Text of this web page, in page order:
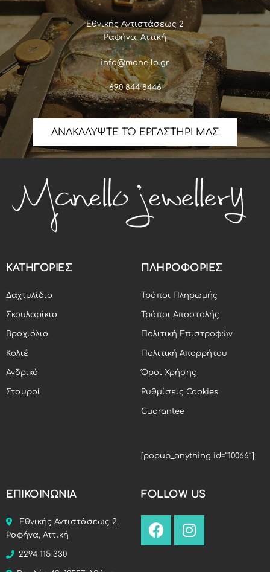
Εθνικής Αντιστάσεως 2
Ραφήνα, Αττική
info@manello.gr
690 844 8446
ΑΝΑΚΑΛΥΨΤΕ ΤΟ ΕΡΓΑΣΤΗΡΙ ΜΑΣ
ΚΑΤΗΓΟΡΙΕΣ
Δαχτυλίδια
Σκουλαρίκια
Βραχιόλια
Κολιέ
Ανδρικό
Σταυροί
ΠΛΗΡΟΦΟΡΙΕΣ
Τρόποι Πληρωμής
Τρόποι Αποστολής
Πολιτική Επιστροφών
Πολιτική Απορρήτου
Όροι Χρήσης
Ρυθμίσεις Cookies
Guarantee
[popup_anything id=”10066″]
ΕΠΙΚΟΙΝΩΝΙΑ
Εθνικής Αντιστάσεως 2,
Ραφήνα, Αττική
2294 115 330
FOLLOW US